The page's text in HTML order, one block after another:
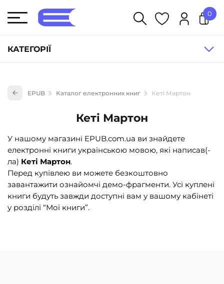
КАТЕГОРІЇ
Книги для дітей (833)
Книги для підлітків (240)
Навчальна література та посібники (527)
Енциклопедії, довідники, словники (55)
Подарункові сертифікати (1)
0
EPUB Каталог електронних книг Кеті Мартон
Кеті Мартон
У нашому магазині EPUB.com.ua ви знайдете
електронні книги українською мовою, які написав(-
ла) Кеті Мартон.
Перед купівлею ви можете безкоштовно
завантажити ознайомчі демо-фрагменти. Усі куплені
книги будуть завжди доступні вам у вашому кабінеті
у розділі “Мої книги”.